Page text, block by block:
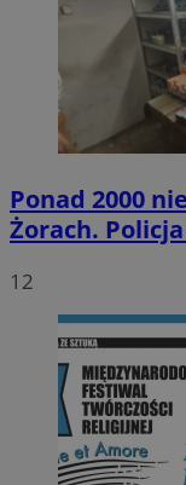
Ponad 2000
Żorach.
12